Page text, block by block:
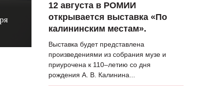
ЖУРНАЛ
12 августа в РОМИИ
открывается выставка «По
калининским местам».
Выставка будет представлена
произведениями из собрания музе и
приурочена к 110–летию со дня
рождения А. В. Калинина...